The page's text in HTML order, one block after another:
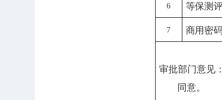
6 等保测
7 商用密
审批部门意见
同意。